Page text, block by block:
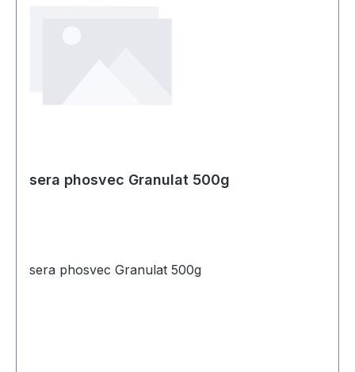
sera phosvec Granulat 500g
sera phosvec Granulat 500g